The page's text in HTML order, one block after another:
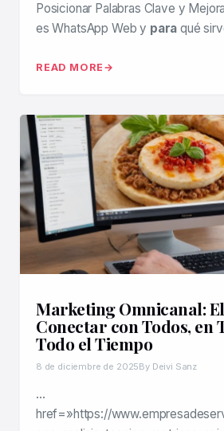
Posicionar Palabras Clave y
es WhatsApp Web y para qué
READ MORE
Marketing Omnicanal:
Conectar con Todos, en
Todo el Tiempo
8 de diciembre de 2025By Deivi Sanz
…
href=»https://